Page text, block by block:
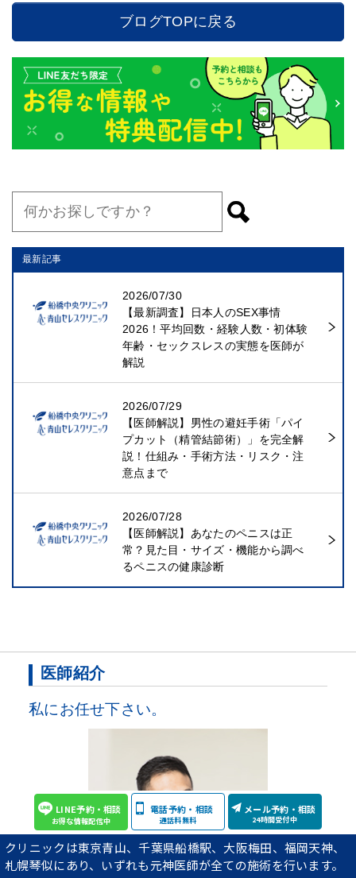
ブログTOPに戻る
最新記事
2026/07/30
【最新調査】日本人のSEX事情
2026！平均回数・経験人数・初体験
年齢・セックスレスの実態を医師が
解説
2026/07/29
【医師解説】男性の避妊手術「パイ
プカット（精管結節術）」を完全解
説！仕組み・手術方法・リスク・注
意点まで
2026/07/28
【医師解説】あなたのペニスは正
常？見た目・サイズ・機能から調べ
るペニスの健康診断
医師紹介
私にお任せ下さい。
LINE予約・相談
お得な情報配信中
電話予約・相談
通話料無料
メール予約・相談
24時間受付中
クリニックは東京青山、千葉県船橋駅、大阪梅田、福岡天神、
札幌琴似にあり、いずれも元神医師が全ての施術を行います。